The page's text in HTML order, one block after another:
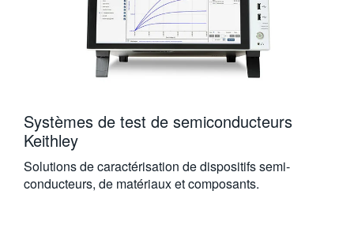
Systèmes de test de semiconducteurs
Keithley
Solutions de caractérisation de dispositifs semi-
conducteurs, de matériaux et composants.